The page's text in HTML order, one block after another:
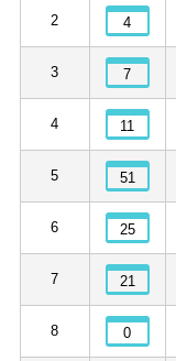
2 4
3 7
4 11
5 51
6 25
7 21
8 0